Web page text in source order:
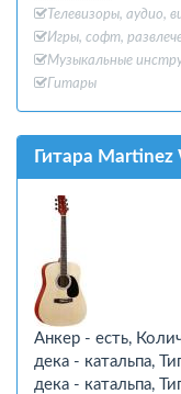
Телевизоры, аудио,
Игры, софт,
Музыкальные
Гитары
Гитара Martinez
Анкер - есть,
дека - катальпа,
дека - катальпа,